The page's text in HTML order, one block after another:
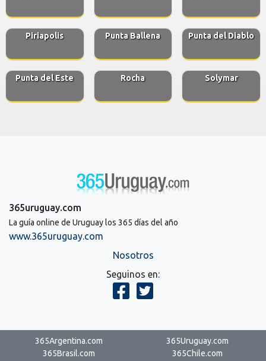
Piriapolis Punta Ballena Punta del Diablo
Punta del Este Rocha Solymar
365uruguay.com
La guía online de Uruguay los 365 días del año
www.365uruguay.com
Nosotros
Seguinos en:
365Argentina.com
365Uruguay.com
365Brasil.com
365Chile.com